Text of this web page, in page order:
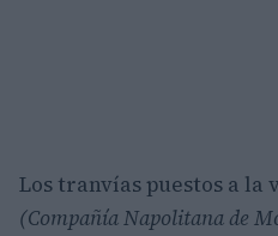
Los tranvías puestos a la
(Compañía Napolitana de